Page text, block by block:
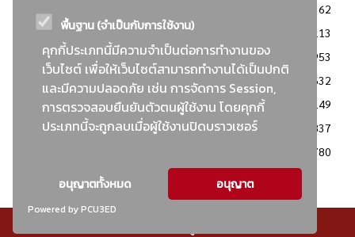
พื้นฐาน (จำเป็นกับการใช้งาน)
คุกกี้ประเภทนี้มีความจำเป็นต่อการทำงานของ
เว็บไซต์ เพื่อให้เว็บไซต์สามารถทำงานได้เป็นปกติ
และมีความปลอดภัย เช่น การจัดการ Session,
การตรวจสอบยืนยันตัวตนผู้ใช้งาน โดยคุกกี้
ประเภทนี้จะถูกลบเมื่อผู้ใช้งานปิดบราวเซอร์
อนุญาตทั้งหมด อนุญาต
Powered by PCU3ED
2362
: วิธีเฉพาะเจาะจง
2113
ข่าวสาร/ประกาศ
1953
: เอกสารส่งเสริมความโปร่งใสในการจัดซื้อจัดจ้าง
1632
ข่าวสารจัดซื้อจัดจ้าง
1149
: แผนการจัดซื้อจัดจ้าง
837
780